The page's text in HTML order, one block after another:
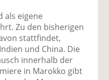
als eigene
Zu den bisherigen
stattfindet,
und China. Die
innerhalb der
in Marokko gibt